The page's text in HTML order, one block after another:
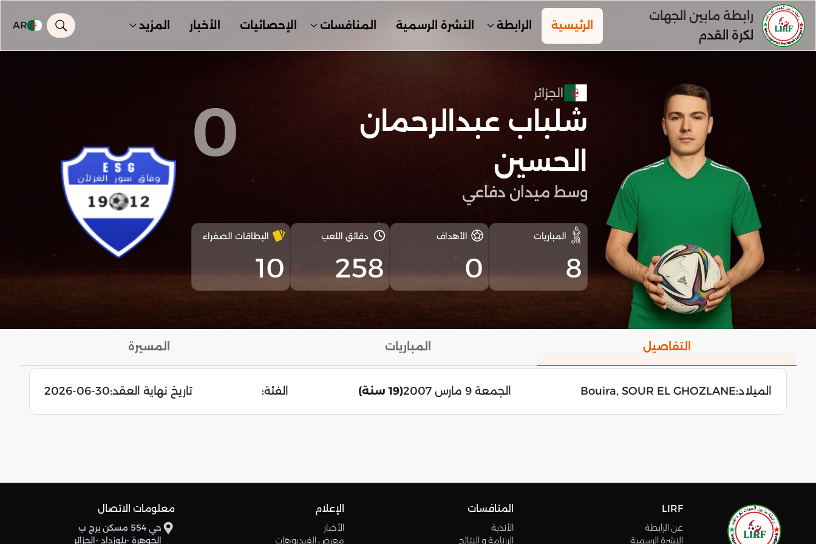
رابطة مابين الجهات
لكرة القدم
الرئيسية الرابطة النشرة الرسمية المنافسات الإحصائيات الأخبار المزيد AR
الجزائر
شلباب عبدالرحمان
الحسين
وسط ميدان دفاعي
المباريات
8
الأهداف
0
دقائق اللعب
258
البطاقات الصفراء
10
0
التفاصيل المباريات المسيرة
الميلاد:Bouira, SOUR EL GHOZLANE الجمعة 9 مارس 2007 (19 سنة) الفئة: تاريخ نهاية العقد:2026-06-30
LIRF
عن الرابطة
النشرة الرسمية
المنافسات
الأندية
الرزنامة و النتائج
الإعلام
الأخبار
معرض الفيديوهات
معلومات الاتصال
حي 554 مسكن برج ب
الجوهرة -بلوزداد -الجزائر